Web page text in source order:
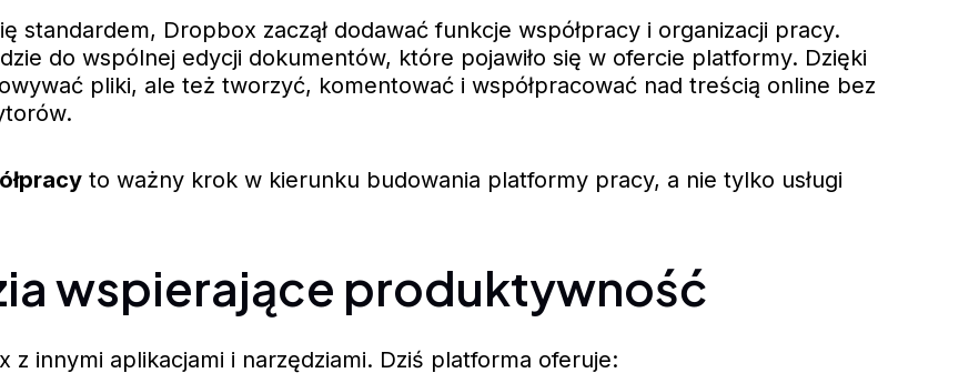
standardem, Dropbox zaczął dodawać funkcje współpracy i organizacji pracy.
do wspólnej edycji dokumentów, które pojawiło się w ofercie platformy. Dzięki
pliki, ale też tworzyć, komentować i współpracować nad treścią online bez
to ważny krok w kierunku budowania platformy pracy, a nie tylko usługi
wspierające produktywność
z innymi aplikacjami i narzędziami. Dziś platforma oferuje: